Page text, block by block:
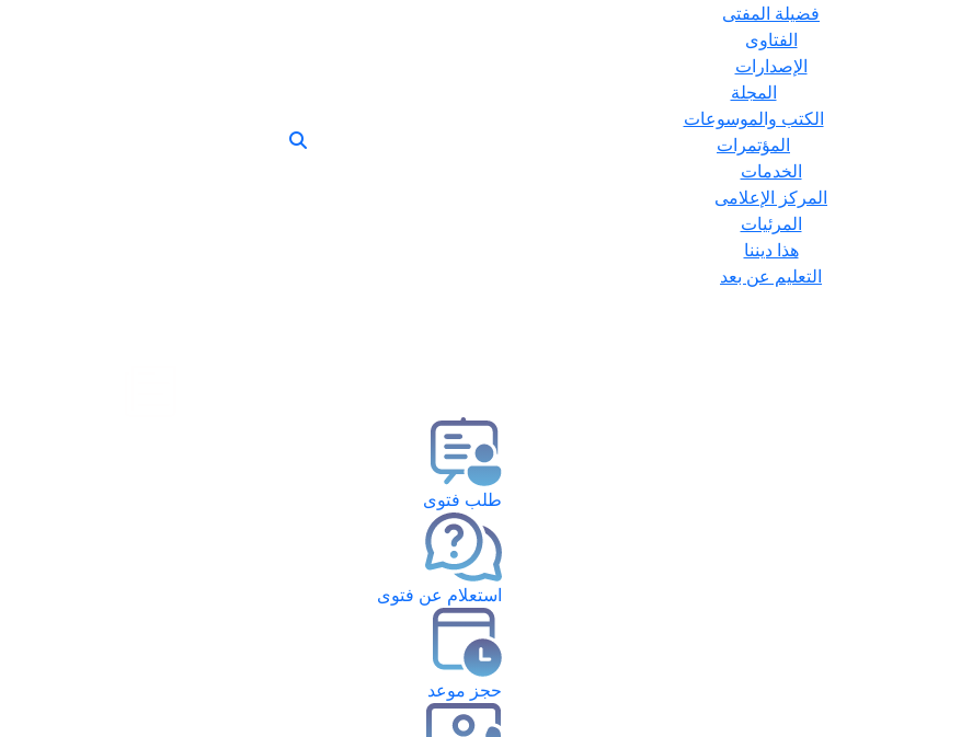
فضيلة المفتى
الفتاوى
الإصدارات
المجلة
الكتب والموسوعات
المؤتمرات
الخدمات
المركز الإعلامى
المرئيات
هذا ديننا
التعليم عن بعد
طلب فتوى
استعلام عن فتوى
حجز موعد